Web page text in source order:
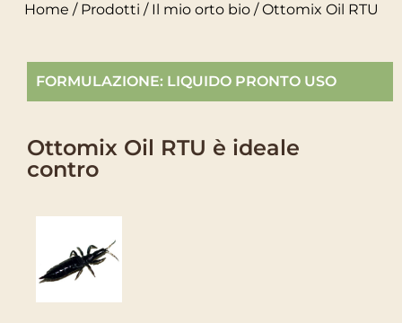
Home / Prodotti / Il mio orto bio/ Ottomix Oil RTU
FORMULAZIONE: LIQUIDO PRONTO USO
Ottomix Oil RTU è ideale
contro